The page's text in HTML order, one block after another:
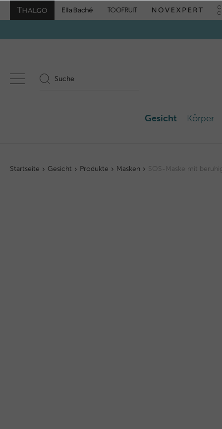
Gesicht Körper
Startseite Gesicht Produkte Masken SOS-Maske mit